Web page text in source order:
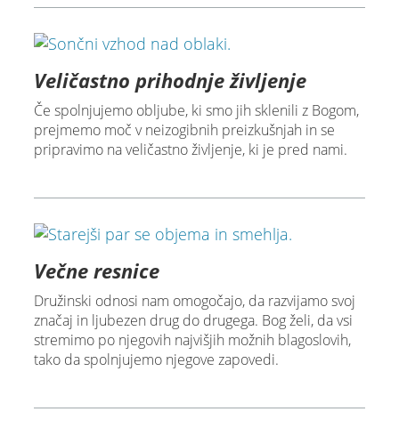
Veličastno prihodnje življenje
Če spolnjujemo obljube, ki smo jih sklenili z Bogom,
prejmemo moč v neizogibnih preizkušnjah in se
pripravimo na veličastno življenje, ki je pred nami.
Večne resnice
Družinski odnosi nam omogočajo, da razvijamo svoj
značaj in ljubezen drug do drugega. Bog želi, da vsi
stremimo po njegovih najvišjih možnih blagoslovih,
tako da spolnjujemo njegove zapovedi.